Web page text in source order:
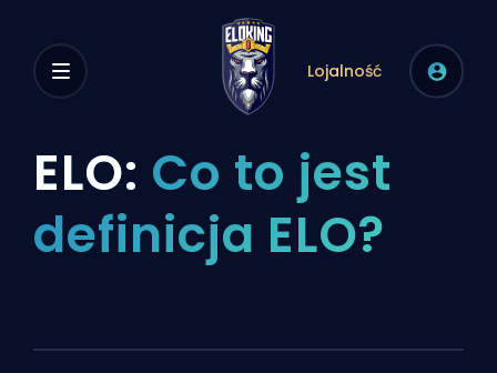
Lojalność
ELO: Co to jest
definicja ELO?